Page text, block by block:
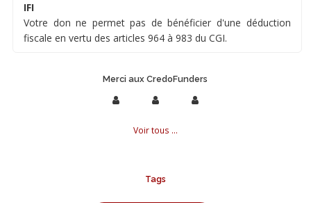
IFI
Votre don ne permet pas de bénéficier d'une déduction
fiscale en vertu des articles 964 à 983 du CGI.
Merci aux CredoFunders
Voir tous ...
Tags